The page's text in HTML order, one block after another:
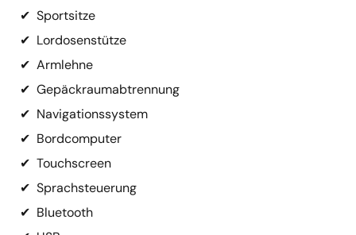
✔ Sportsitze
✔ Lordosenstütze
✔ Armlehne
✔ Gepäckraumabtrennung
✔ Navigationssystem
✔ Bordcomputer
✔ Touchscreen
✔ Sprachsteuerung
✔ Bluetooth